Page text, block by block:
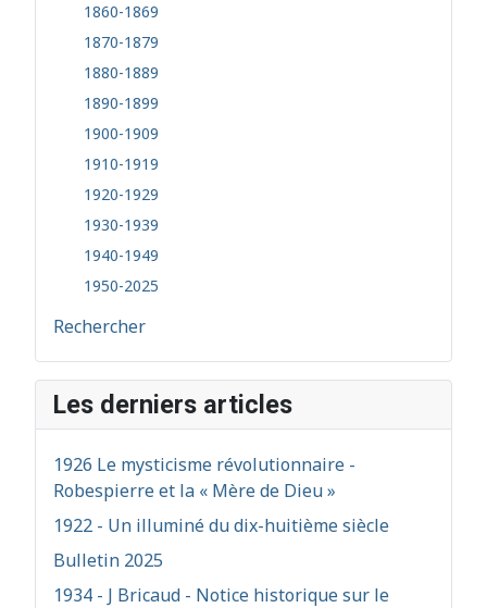
1860-1869
1870-1879
1880-1889
1890-1899
1900-1909
1910-1919
1920-1929
1930-1939
1940-1949
1950-2025
Rechercher
Les derniers articles
1926 Le mysticisme révolutionnaire -
Robespierre et la « Mère de Dieu »
1922 - Un illuminé du dix-huitième siècle
Bulletin 2025
1934 - J Bricaud - Notice historique sur le